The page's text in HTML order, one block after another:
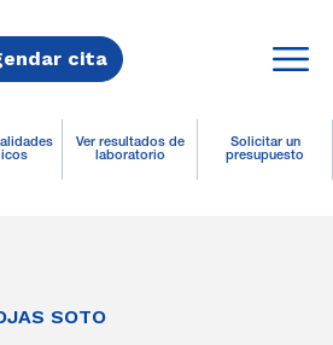
cita
Ver resultados de
laboratorio
Solicitar un
presupuesto
SOTO